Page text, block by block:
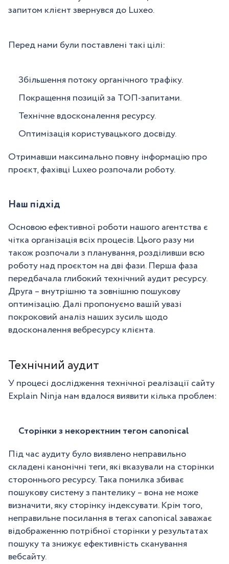
запитом клієнт звернувся до Luxeo.
Перед нами були поставлені такі цілі:
Збільшення потоку органічного трафіку.
Покращення позицій за ТОП-запитами.
Технічне вдосконалення ресурсу.
Оптимізація користувацького досвіду.
Отримавши максимально повну інформацію про
проєкт, фахівці Luxeo розпочали роботу.
Наш підхід
Основою ефективної роботи нашого агентства є
чітка організація всіх процесів. Цього разу ми
також розпочали з планування, розділивши всю
роботу над проєктом на дві фази. Перша фаза
передбачала глибокий технічний аудит ресурсу.
Друга – внутрішню та зовнішню пошукову
оптимізацію. Далі пропонуємо вашій увазі
покроковий аналіз наших зусиль щодо
вдосконалення вебресурсу клієнта.
Технічний аудит
У процесі дослідження технічної реалізації сайту
Explain Ninja нам вдалося виявити кілька проблем:
Сторінки з некоректним тегом canonical
Під час аудиту було виявлено неправильно
складені канонічні теги, які вказували на сторінки
стороннього ресурсу. Така помилка збиває
пошукову систему з пантелику – вона не може
визначити, яку сторінку індексувати. Крім того,
неправильне посилання в тегах canonical заважає
відображенню потрібної сторінки у результатах
пошуку та знижує ефективність сканування
вебсайту.